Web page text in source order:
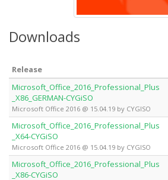
Downloads
Release
Microsoft_Office_2016_Professional_Plus
_X86_GERMAN-CYGiSO
Microsoft Office 2016 @ 15.04.19 by CYGISO
Microsoft_Office_2016_Professional_Plus
_X64-CYGiSO
Microsoft Office 2016 @ 15.04.19 by CYGISO
Microsoft_Office_2016_Professional_Plus
_X86-CYGiSO